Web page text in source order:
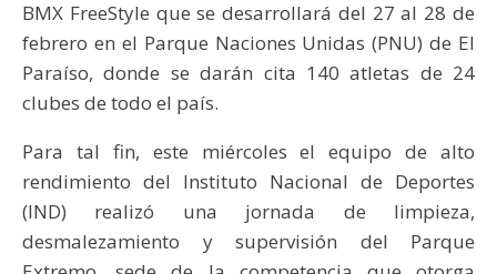
BMX FreeStyle que se desarrollará del 27 al 28 de
febrero en el Parque Naciones Unidas (PNU) de El
Paraíso, donde se darán cita 140 atletas de 24
clubes de todo el país.
Para tal fin, este miércoles el equipo de alto
rendimiento del Instituto Nacional de Deportes
(IND) realizó una jornada de limpieza,
desmalezamiento y supervisión del Parque